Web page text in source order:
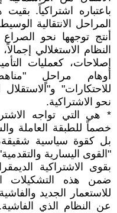
باعتباره اشتراكياً.
المراحل الانتقالية
أنتج توجهها نحو
النظام الاستغلالي
إصلاحات، كعمليات
أوهام مراحلٍ
للاحتكارات"
نحو الاشتراكية.
* هي التي تواجه
خصماً للطبقة العاملة
بل كقوة سياسية
"القوى اليسارية
بقوى الاشتراكية
ضمن هذه التشكيلات
للاستعمار الجديد
عن النظام الذي